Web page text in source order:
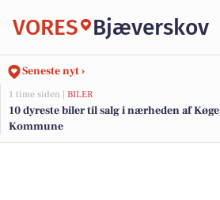
VORES Bjæverskov
Seneste nyt ›
1 time siden | BILER
10 dyreste biler til salg i nærheden af Køge
Kommune